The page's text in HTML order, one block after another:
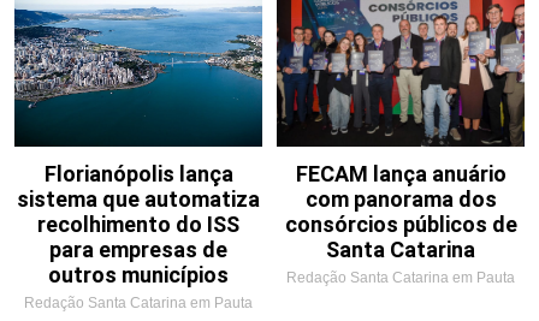
Florianópolis lança
sistema que automatiza
recolhimento do ISS
para empresas de
outros municípios
Redação Santa Catarina em Pauta
FECAM lança anuário
com panorama dos
consórcios públicos de
Santa Catarina
Redação Santa Catarina em Pauta